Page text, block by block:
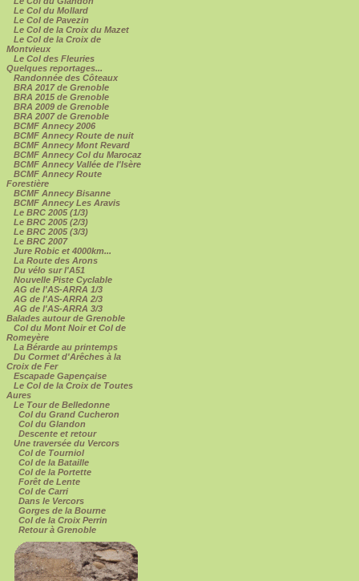
Le Col du Mollard
Le Col de Pavezin
Le Col de la Croix du Mazet
Le Col de la Croix de
Montvieux
Le Col des Fleuries
Quelques reportages...
Randonnée des Côteaux
BRA 2017 de Grenoble
BRA 2015 de Grenoble
BRA 2009 de Grenoble
BRA 2007 de Grenoble
BCMF Annecy 2006
BCMF Annecy Route de nuit
BCMF Annecy Mont Revard
BCMF Annecy Col du Marocaz
BCMF Annecy Vallée de l'Isère
BCMF Annecy Route
Forestière
BCMF Annecy Bisanne
BCMF Annecy Les Aravis
Le BRC 2005 (1/3)
Le BRC 2005 (2/3)
Le BRC 2005 (3/3)
Le BRC 2007
Jure Robic et 4000km...
La Route des Arons
Du vélo sur l'A51
Nouvelle Piste Cyclable
AG de l'AS-ARRA 1/3
AG de l'AS-ARRA 2/3
AG de l'AS-ARRA 3/3
Balades autour de Grenoble
Col du Mont Noir et Col de
Romeyère
La Bérarde au printemps
Du Cormet d'Arêches à la
Croix de Fer
Escapade Gapençaise
Le Col de la Croix de Toutes
Aures
Le Tour de Belledonne
Col du Grand Cucheron
Col du Glandon
Descente et retour
Une traversée du Vercors
Col de Tourniol
Col de la Bataille
Col de la Portette
Forêt de Lente
Col de Carri
Dans le Vercors
Gorges de la Bourne
Col de la Croix Perrin
Retour à Grenoble